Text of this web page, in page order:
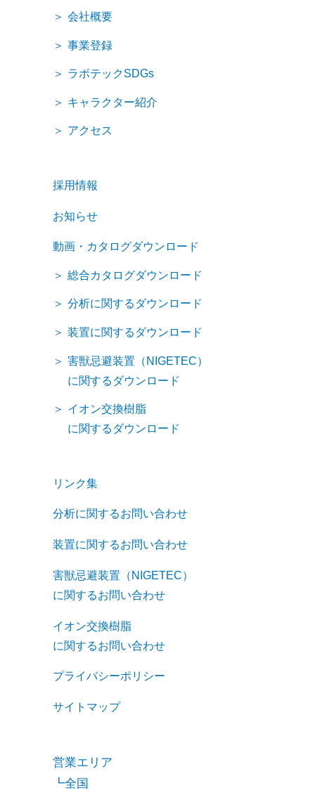
会社概要
事業登録
ラボテックSDGs
キャラクター紹介
アクセス
採用情報
お知らせ
動画・カタログダウンロード
総合カタログダウンロード
分析に関するダウンロード
装置に関するダウンロード
害獣忌避装置（NIGETEC）
に関するダウンロード
イオン交換樹脂
に関するダウンロード
リンク集
分析に関するお問い合わせ
装置に関するお問い合わせ
害獣忌避装置（NIGETEC）
に関するお問い合わせ
イオン交換樹脂
に関するお問い合わせ
プライバシーポリシー
サイトマップ
営業エリア
全国